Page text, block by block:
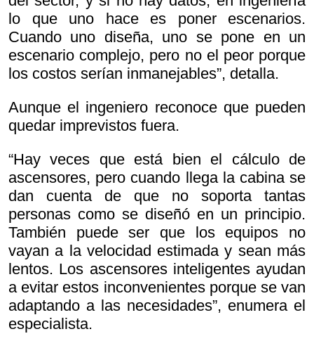
lo que uno hace es poner escenarios.
Cuando uno diseña, uno se pone en un
escenario complejo, pero no el peor porque
los costos serían inmanejables”, detalla.
Aunque el ingeniero reconoce que pueden
quedar imprevistos fuera.
“Hay veces que está bien el cálculo de
ascensores, pero cuando llega la cabina se
dan cuenta de que no soporta tantas
personas como se diseñó en un principio.
También puede ser que los equipos no
vayan a la velocidad estimada y sean más
lentos. Los ascensores inteligentes ayudan
a evitar estos inconvenientes porque se van
adaptando a las necesidades”, enumera el
especialista.